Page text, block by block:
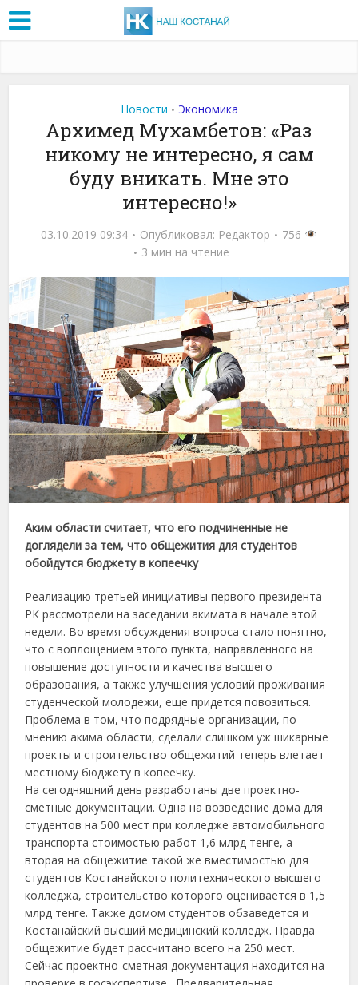
Новости • Экономика
Архимед Мухамбетов: «Раз
никому не интересно, я сам
буду вникать. Мне это
интересно!»
03.10.2019 09:34 Опубликовал: Редактор
756
3 мин на чтение
Аким области считает, что его подчиненные не
доглядели за тем, что общежития для студентов
обойдутся бюджету в копеечку
Реализацию третьей инициативы первого президента
РК рассмотрели на заседании акимата в начале этой
недели. Во время обсуждения вопроса стало понятно,
что с воплощением этого пункта, направленного на
повышение доступности и качества высшего
образования, а также улучшения условий проживания
студенческой молодежи, еще придется повозиться.
Проблема в том, что подрядные организации, по
мнению акима области, сделали слишком уж шикарные
проекты и строительство общежитий теперь влетает
местному бюджету в копеечку.
На сегодняшний день разработаны две проектно-
сметные документации. Одна на возведение дома для
студентов на 500 мест при колледже автомобильного
транспорта стоимостью работ 1,6 млрд тенге, а
вторая на общежитие такой же вместимостью для
студентов Костанайского политехнического высшего
колледжа, строительство которого оценивается в 1,5
млрд тенге. Также домом студентов обзаведется и
Костанайский высший медицинский колледж. Правда
общежитие будет рассчитано всего на 250 мест.
Сейчас проектно-сметная документация находится на